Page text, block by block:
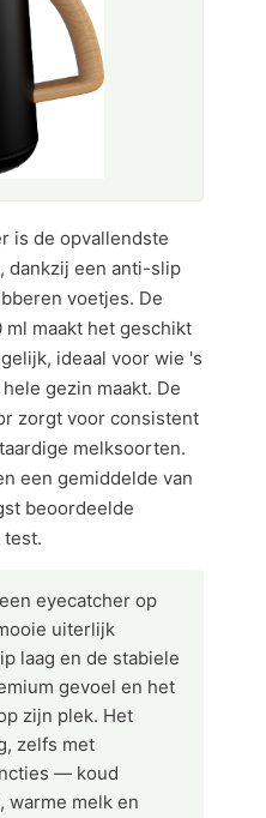
is de opvallendste
dankzij een anti-slip
voetjes. De
ml maakt het geschikt
ideaal voor wie 's
gezin maakt. De
zorgt voor consistent
melksoorten.
een gemiddelde van
beoordeelde
test.
eyecatcher op
uiterlijk
laag en de stabiele
gevoel en het
zijn plek. Het
zelfs met
— koud
warme melk en